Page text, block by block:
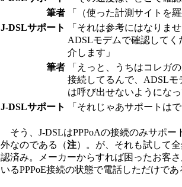
筆者
「（使った計測サイトを
J-DSLサポート
「それは参考にはなりま
ADSLモデムで確認して
介します」
筆者
「えっと、うちはコレガ
接続してるんで、ADSL
は呼び出せないようにな
J-DSLサポート
「それじゃあサポートは
そう、J-DSLはPPPoAの接続のみサポー
外なのである（注）。が、それも試して
認済み。メーカーからすれば困ったお客
いるPPPoE接続の状態で電話しただけであ